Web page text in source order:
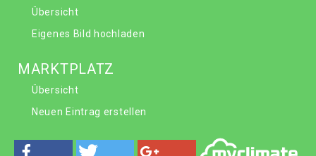
Übersicht
Eigenes Bild hochladen
MARKTPLATZ
Übersicht
Neuen Eintrag erstellen